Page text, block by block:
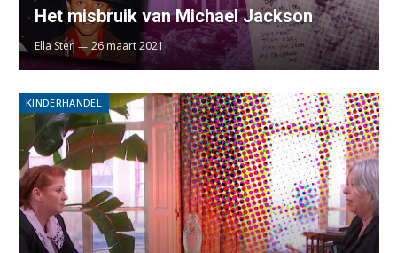
Het misbruik van Michael Jackson
Ella Ster 26 maart 2021
KINDERHANDEL